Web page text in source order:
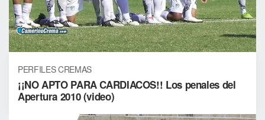
PERFILES CREMAS
¡¡NO APTO PARA CARDIACOS!! Los penales del
Apertura 2010 (video)